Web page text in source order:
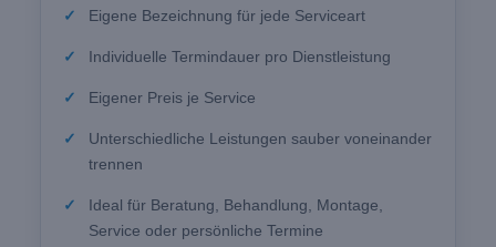
Eigene Bezeichnung für jede Serviceart
Individuelle Termindauer pro Dienstleistung
Eigener Preis je Service
Unterschiedliche Leistungen sauber voneinander
trennen
Ideal für Beratung, Behandlung, Montage,
Service oder persönliche Termine